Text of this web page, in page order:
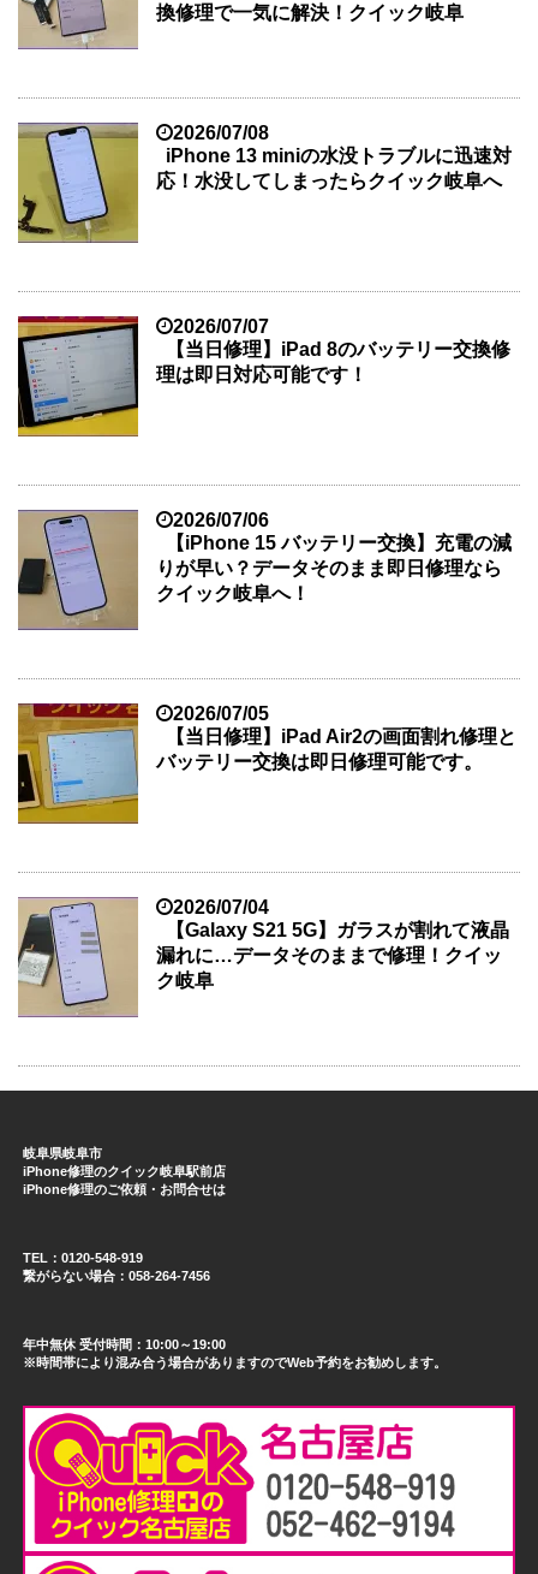
換修理で一気に解決！クイック岐阜
2026/07/08
iPhone 13 miniの水没トラブルに迅速対
応！水没してしまったらクイック岐阜へ
2026/07/07
【当日修理】iPad 8のバッテリー交換修
理は即日対応可能です！
2026/07/06
【iPhone 15 バッテリー交換】充電の減
りが早い？データそのまま即日修理なら
クイック岐阜へ！
2026/07/05
【当日修理】iPad Air2の画面割れ修理と
バッテリー交換は即日修理可能です。
2026/07/04
【Galaxy S21 5G】ガラスが割れて液晶
漏れに…データそのままで修理！クイッ
ク岐阜
岐阜県岐阜市
iPhone修理のクイック岐阜駅前店
iPhone修理のご依頼・お問合せは
TEL：0120-548-919
繋がらない場合：058-264-7456
年中無休 受付時間：10:00～19:00
※時間帯により混み合う場合がありますのでWeb予約をお勧めします。